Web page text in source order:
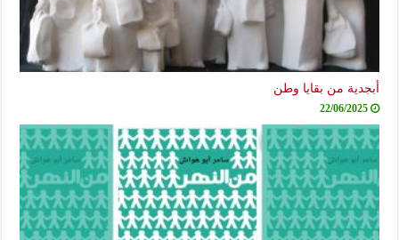
أبجدية من بقايا وطن
22/06/2025